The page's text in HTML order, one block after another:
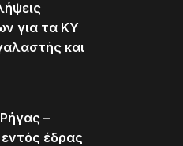
για τα ΚΥ
και
–
έδρας